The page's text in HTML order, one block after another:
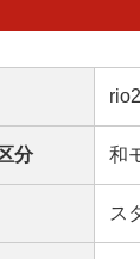
分 和
ス